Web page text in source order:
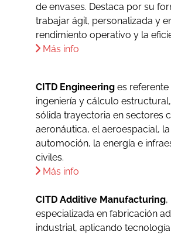
de envases. Destaca por su
trabajar ágil, personalizada y
rendimiento operativo y la
Más info
CITD Engineeringes referente
ingeniería y cálculo
sólida trayectoria en sectores
aeronáutica, el aeroespacial,
automoción, la energía e
civiles.
Más info​
CITD Additive Manufacturing,
especializada en fabricación
industrial, aplicando